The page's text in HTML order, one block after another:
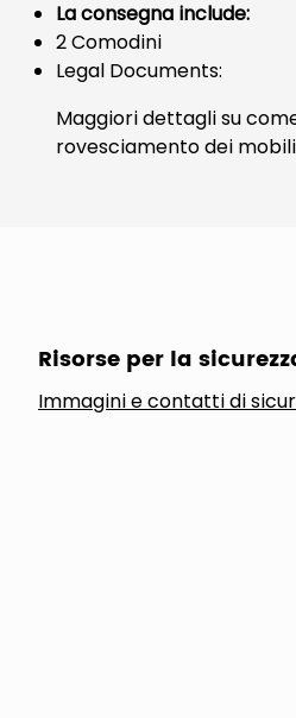
La consegna include:
2 Comodini
Legal Documents:
Maggiori dettagli su
rovesciamento dei
Risorse per la
Immagini e contatti di